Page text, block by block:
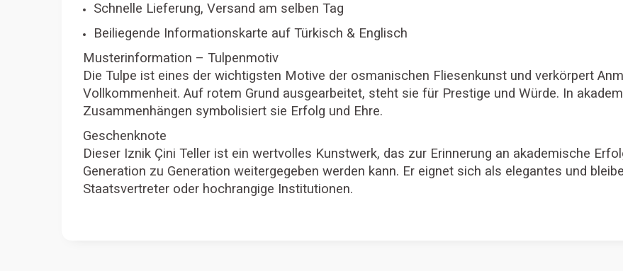
Schnelle Lieferung, Versand am selben Tag
Beiliegende Informationskarte auf Türkisch & Englisch
Musterinformation – Tulpenmotiv
Die Tulpe ist eines der wichtigsten Motive der osmanischen Fliesenkunst und verkörpert
Vollkommenheit. Auf rotem Grund ausgearbeitet, steht sie für Prestige und Würde. In
Zusammenhängen symbolisiert sie Erfolg und Ehre.
Geschenknote
Dieser Iznik Çini Teller ist ein wertvolles Kunstwerk, das zur Erinnerung an akademische
Generation zu Generation weitergegeben werden kann. Er eignet sich als elegantes und
Staatsvertreter oder hochrangige Institutionen.